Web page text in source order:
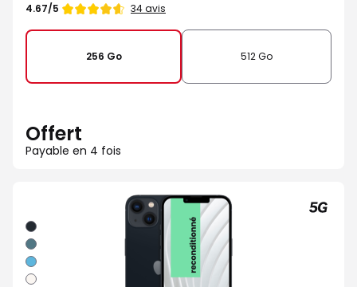
Note
4.67/5 34 avis
256 Go 512 Go
Offert
Payable en 4 fois
Minuit
Vert
Bleu
Lumiere
stellaire